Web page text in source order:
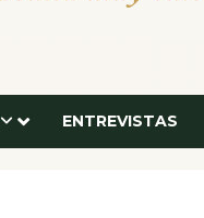
ENTREVISTAS